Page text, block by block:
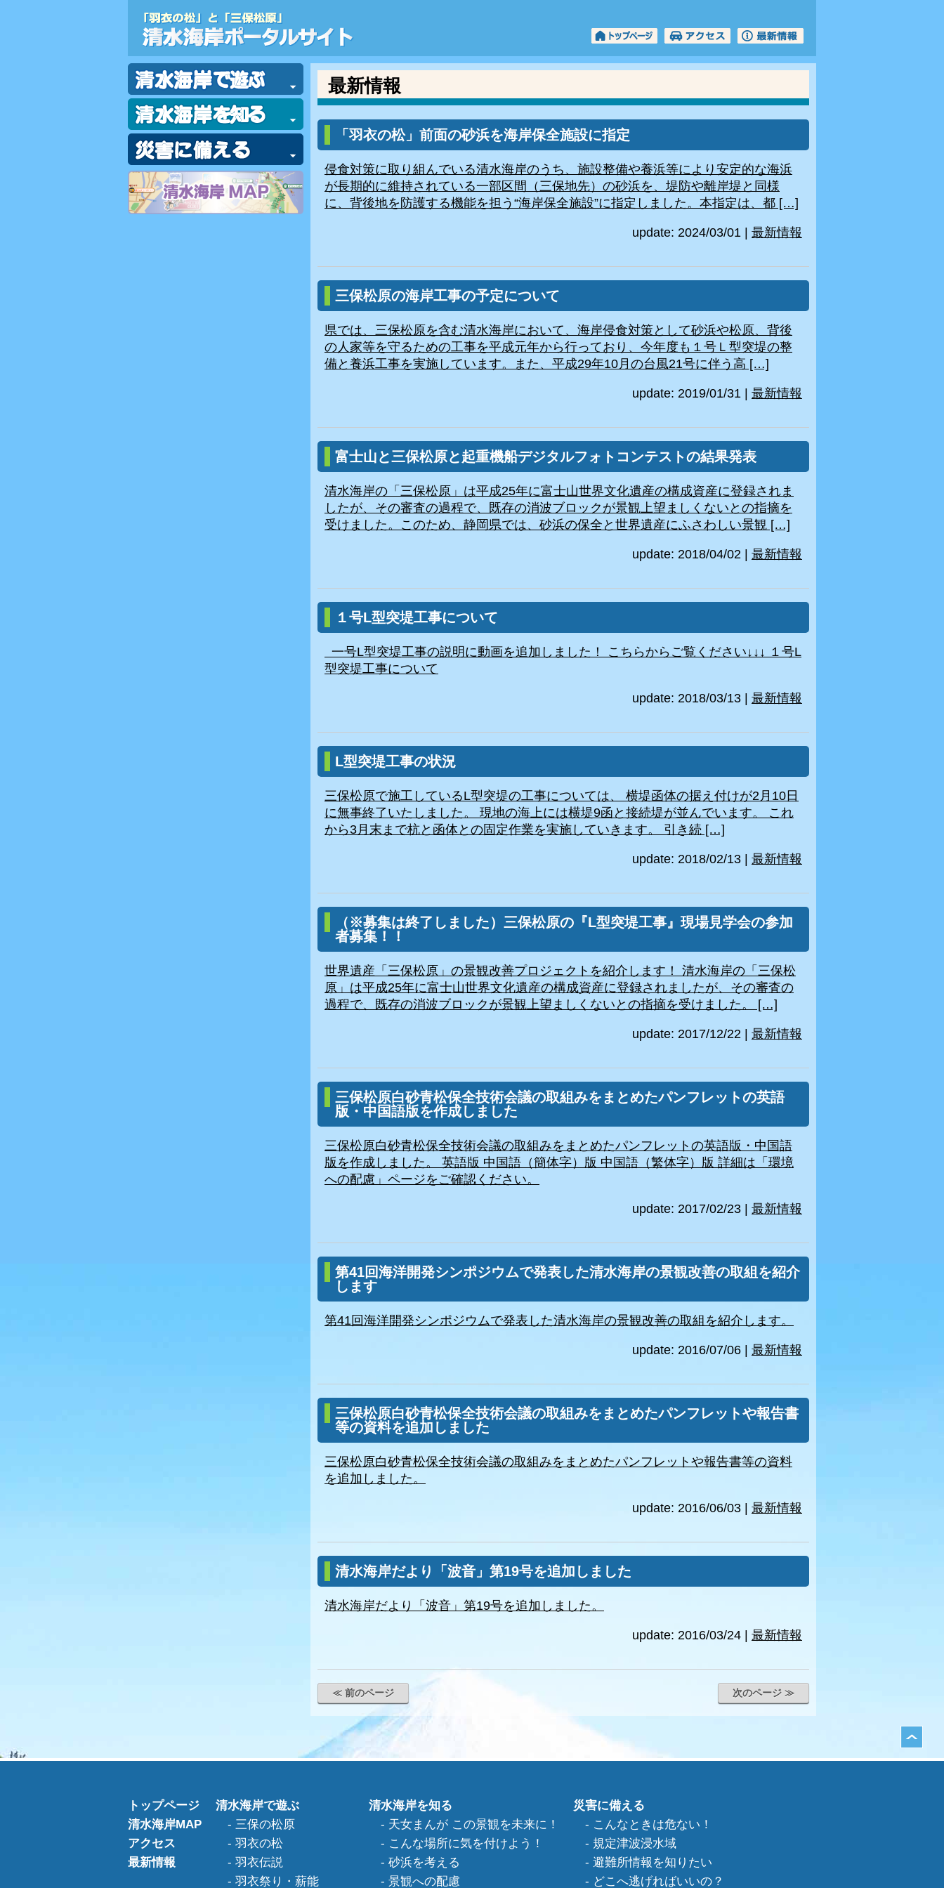
最新情報
「羽衣の松」前面の砂浜を海岸保全施設に指定
侵食対策に取り組んでいる清水海岸のうち、施設整備や養浜等により安定的な海浜
が長期的に維持されている一部区間（三保地先）の砂浜を、堤防や離岸堤と同様
に、背後地を防護する機能を担う“海岸保全施設”に指定しました。本指定は、都 […]
update: 2024/03/01 最新情報
三保松原の海岸工事の予定について
県では、三保松原を含む清水海岸において、海岸侵食対策として砂浜や松原、背後
の人家等を守るための工事を平成元年から行っており、今年度も１号Ｌ型突堤の整
備と養浜工事を実施しています。また、平成29年10月の台風21号に伴う高 […]
update: 2019/01/31 最新情報
富士山と三保松原と起重機船デジタルフォトコンテストの結果発表
清水海岸の「三保松原」は平成25年に富士山世界文化遺産の構成資産に登録されま
したが、その審査の過程で、既存の消波ブロックが景観上望ましくないとの指摘を
受けました。このため、静岡県では、砂浜の保全と世界遺産にふさわしい景観 […]
update: 2018/04/02 最新情報
１号L型突堤工事について
一号L型突堤工事の説明に動画を追加しました！ こちらからご覧ください↓↓↓ １号L
型突堤工事について
update: 2018/03/13 最新情報
L型突堤工事の状況
三保松原で施工しているL型突堤の工事については、 横堤函体の据え付けが2月10日
に無事終了いたしました。 現地の海上には横堤9函と接続堤が並んでいます。 これ
から3月末まで杭と函体との固定作業を実施していきます。 引き続 […]
update: 2018/02/13 最新情報
（※募集は終了しました）三保松原の『L型突堤工事』現場見学会の参加
者募集！！
世界遺産「三保松原」の景観改善プロジェクトを紹介します！ 清水海岸の「三保松
原」は平成25年に富士山世界文化遺産の構成資産に登録されましたが、その審査の
過程で、既存の消波ブロックが景観上望ましくないとの指摘を受けました。 […]
update: 2017/12/22 最新情報
三保松原白砂青松保全技術会議の取組みをまとめたパンフレットの英語
版・中国語版を作成しました
三保松原白砂青松保全技術会議の取組みをまとめたパンフレットの英語版・中国語
版を作成しました。 英語版 中国語（簡体字）版 中国語（繁体字）版 詳細は「環境
への配慮」ページをご確認ください。
update: 2017/02/23 最新情報
第41回海洋開発シンポジウムで発表した清水海岸の景観改善の取組を紹介
します
第41回海洋開発シンポジウムで発表した清水海岸の景観改善の取組を紹介します。
update: 2016/07/06 最新情報
三保松原白砂青松保全技術会議の取組みをまとめたパンフレットや報告書
等の資料を追加しました
三保松原白砂青松保全技術会議の取組みをまとめたパンフレットや報告書等の資料
を追加しました。
update: 2016/06/03 最新情報
清水海岸だより「波音」第19号を追加しました
清水海岸だより「波音」第19号を追加しました。
update: 2016/03/24 最新情報
≪ 前のページ 次のページ ≫
トップページ
清水海岸MAP
アクセス
最新情報
清水海岸で遊ぶ
三保の松原
羽衣の松
羽衣伝説
羽衣祭り・薪能
清水海岸を知る
天女まんが この景観を未来に！
こんな場所に気を付けよう！
砂浜を考える
景観への配慮
災害に備える
こんなときは危ない！
規定津波浸水域
避難所情報を知りたい
どこへ逃げればいいの？